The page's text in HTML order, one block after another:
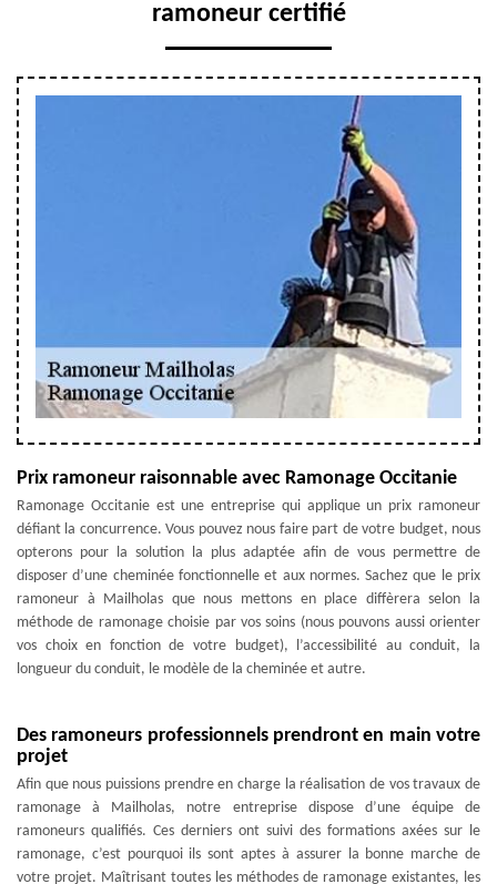
ramoneur certifié
Prix ramoneur raisonnable avec Ramonage Occitanie
Ramonage Occitanie est une entreprise qui applique un prix ramoneur
défiant la concurrence. Vous pouvez nous faire part de votre budget, nous
opterons pour la solution la plus adaptée afin de vous permettre de
disposer d’une cheminée fonctionnelle et aux normes. Sachez que le prix
ramoneur à Mailholas que nous mettons en place diffèrera selon la
méthode de ramonage choisie par vos soins (nous pouvons aussi orienter
vos choix en fonction de votre budget), l’accessibilité au conduit, la
longueur du conduit, le modèle de la cheminée et autre.
Des ramoneurs professionnels prendront en main votre
projet
Afin que nous puissions prendre en charge la réalisation de vos travaux de
ramonage à Mailholas, notre entreprise dispose d’une équipe de
ramoneurs qualifiés. Ces derniers ont suivi des formations axées sur le
ramonage, c’est pourquoi ils sont aptes à assurer la bonne marche de
votre projet. Maîtrisant toutes les méthodes de ramonage existantes, les